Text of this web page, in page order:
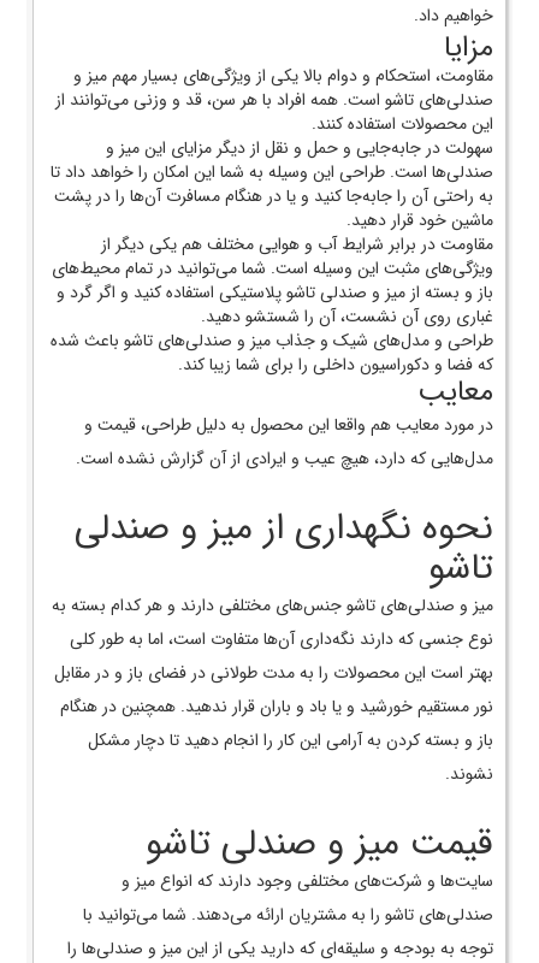
خواهیم داد.
مزایا
مقاومت، استحکام و دوام بالا یکی از ویژگی‌های بسیار مهم میز و
صندلی‌های تاشو است. همه‌ افراد با هر سن، قد و وزنی می‌توانند از
این محصولات استفاده کنند.
سهولت در جابه‌جایی و حمل و نقل از دیگر مزایای این میز و
صندلی‌ها است. طراحی این وسیله به شما این امکان را خواهد داد تا
به راحتی آن را جابه‌جا کنید و یا در هنگام مسافرت آن‌ها را در پشت
ماشین خود قرار دهید.
مقاومت در برابر شرایط آب و هوایی مختلف هم یکی دیگر از
ویژگی‌های مثبت این وسیله است. شما می‌توانید در تمام محیط‌های
باز و بسته از میز و صندلی‌ تاشو پلاستیکی استفاده کنید و اگر گرد و
غباری روی آن نشست، آن را شستشو دهید.
طراحی و مدل‌های شیک و جذاب میز و صندلی‌های تاشو باعث شده
که فضا و دکوراسیون داخلی را برای شما زیبا کند.
معایب
در مورد معایب هم واقعا این محصول به دلیل طراحی، قیمت و
مدل‌هایی که دارد، هیچ عیب و ایرادی از آن گزارش نشده است.
نحوه نگهداری از میز و صندلی
تاشو
میز و صندلی‌های تاشو جنس‌های مختلفی دارند و هر کدام بسته به
نوع جنسی که دارند نگه‌داری آن‌ها متفاوت است، اما به طور کلی
بهتر است این محصولات را به مدت طولانی در فضای باز و در مقابل
نور مستقیم خورشید و یا باد و باران قرار ندهید. همچنین در هنگام
باز و بسته کردن به آرامی این کار را انجام دهید تا دچار مشکل
نشوند.
قیمت میز و صندلی تاشو
سایت‌ها و شرکت‌های مختلفی وجود دارند که انواع میز و
صندلی‌های تاشو را به مشتریان ارائه می‌دهند. شما می‌توانید با
توجه به بودجه و سلیقه‌ای که دارید یکی از این میز و صندلی‌ها را